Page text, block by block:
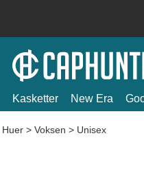
Kasketter New Era
Huer > Voksen > Unisex